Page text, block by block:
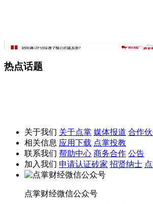
热点话题
关于我们 关于点掌 媒体报道 合作
相关信息 应用下载 点掌投教
联系我们 帮助中心 商务合作 公告
加入我们 申请认证砖家 招贤纳士
点掌财经微信公众号